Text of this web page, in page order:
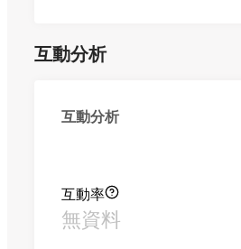
互動分析
互動分析
互動率
無資料